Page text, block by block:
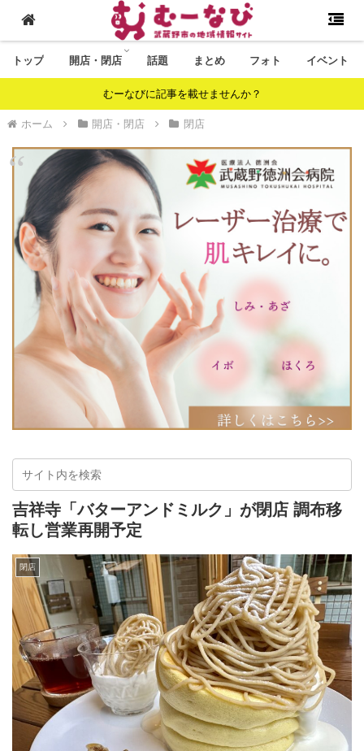
トップ 開店・閉店 話題 まとめ フォト イベント
むーなびに記事を載せませんか？
ホーム 開店・閉店 閉店
吉祥寺「バターアンドミルク」が閉店 調布移
転し営業再開予定
閉店